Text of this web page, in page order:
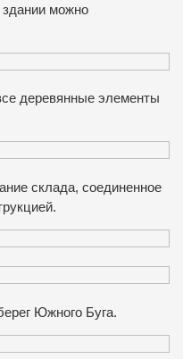
можно
деревянные элементы
склада, соединенное
Южного Буга.